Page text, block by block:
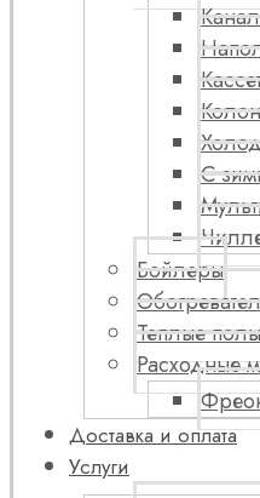
С
Бойлеры
Теплые полы
Расходные
Доставка и оплата
Услуги